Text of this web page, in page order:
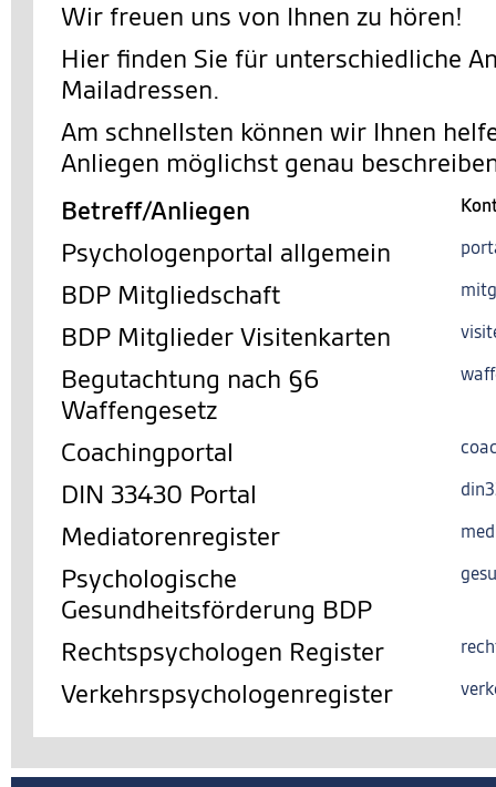
Wir freuen uns von Ihnen zu hören!
Hier finden Sie für unterschiedliche
Mailadressen.
Am schnellsten können wir Ihnen
Anliegen möglichst genau
Betreff/Anliegen
Psychologenportal allgemein
BDP Mitgliedschaft
BDP Mitglieder Visitenkarten
Begutachtung nach §6
Waffengesetz
Coachingportal
DIN 33430 Portal
Mediatorenregister
Psychologische
Gesundheitsförderung BDP
Rechtspsychologen Register
Verkehrspsychologenregister